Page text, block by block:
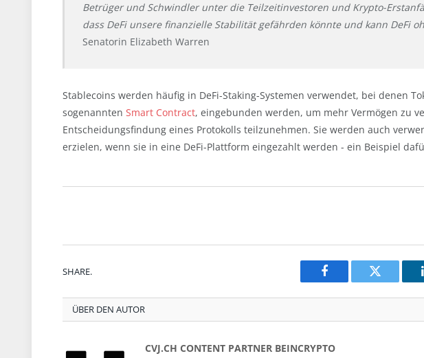
Betrüger und Schwindler unter die Teilzeitinvestoren und Krypto-
dass DeFi unsere finanzielle Stabilität gefährden könnte und kann DeFi
Senatorin Elizabeth Warren
Stablecoins werden häufig in DeFi-Staking-Systemen verwendet, bei denen
sogenannten Smart Contract, eingebunden werden, um mehr Vermögen zu
Entscheidungsfindung eines Protokolls teilzunehmen. Sie werden auch
erzielen, wenn sie in eine DeFi-Plattform eingezahlt werden - ein Beispiel
SHARE.
Facebook Twitter
ÜBER DEN AUTOR
CVJ.CH CONTENT PARTNER BEINCRYPTO